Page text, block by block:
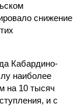
снижение
Кабардино-
наиболее
на 10 тысяч
и с